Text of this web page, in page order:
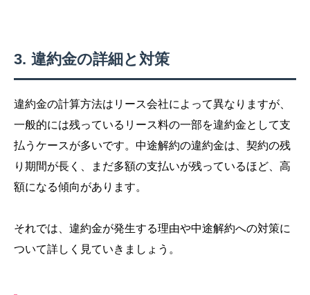
違約金の詳細と対策
違約金の計算方法はリース会社によって異なりますが、
一般的には残っているリース料の一部を違約金として支
払うケースが多いです。中途解約の違約金は、契約の残
り期間が長く、まだ多額の支払いが残っているほど、高
額になる傾向があります。
それでは、違約金が発生する理由や中途解約への対策に
ついて詳しく見ていきましょう。